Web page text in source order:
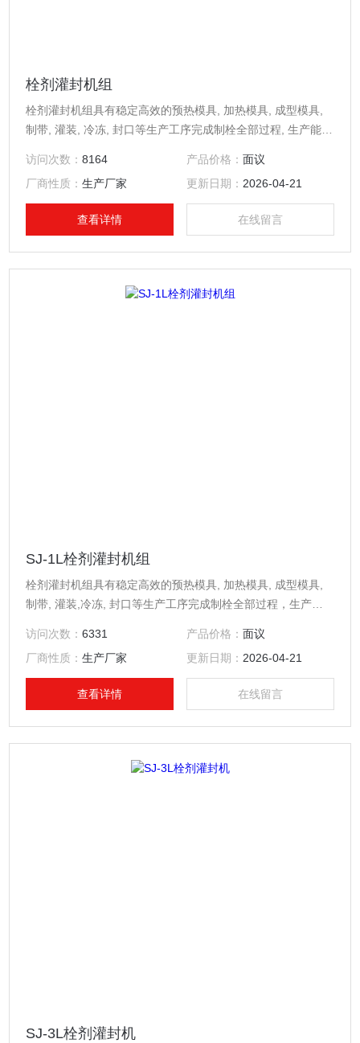
栓剂灌封机组
栓剂灌封机组具有稳定高效的预热模具, 加热模具, 成型模具,
制带, 灌装, 冷冻, 封口等生产工序完成制栓全部过程, 生产能力
访问次数：8164 产品价格： 面议
厂商性质：生产厂家 更新日期： 2026-04-21
查看详情 在线留言
SJ-1L栓剂灌封机组
栓剂灌封机组具有稳定高效的预热模具, 加热模具, 成型模具,
制带, 灌装,冷冻, 封口等生产工序完成制栓全部过程，生产能
机构制做栓剂测试为基本用途的设备。
访问次数：6331 产品价格： 面议
厂商性质：生产厂家 更新日期： 2026-04-21
查看详情 在线留言
SJ-3L栓剂灌封机